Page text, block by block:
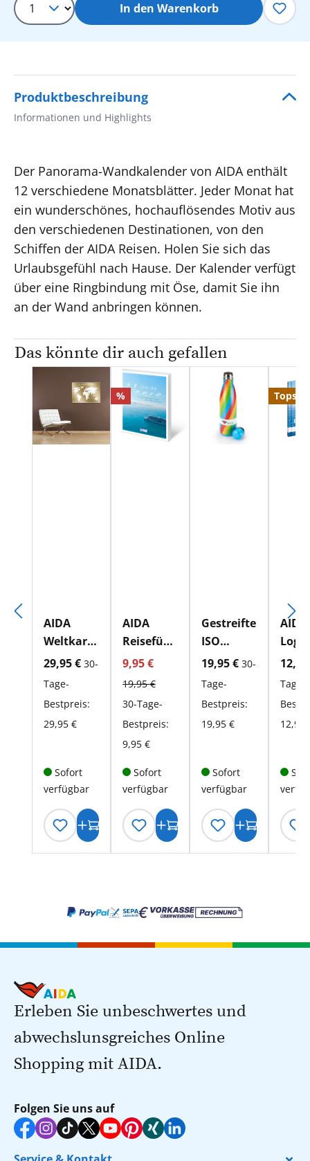
In den Warenkorb
Produktbeschreibung
Informationen und Highlights
Der Panorama-Wandkalender von AIDA enthält
12 verschiedene Monatsblätter. Jeder Monat hat
ein wunderschönes, hochauflösendes Motiv aus
den verschiedenen Destinationen, von den
Schiffen der AIDA Reisen. Holen Sie sich das
Urlaubsgefühl nach Hause. Der Kalender verfügt
über eine Ringbindung mit Öse, damit Sie ihn
an der Wand anbringen können.
Das könnte dir auch gefallen
Produktgalerie überspringen
AIDA
Weltkarte
gold
aktueller Preis:
29,95 € 30-
Tage-
Bestpreis:
29,95 €
Sofort
verfügbar
Rabatt
%
AIDA
Reiseführ
er Über
alle
DUMONT
aktueller Preis:
9,95 € Regulärer Preis:
19,95 €
30-Tage-
Bestpreis:
9,95 €
Sofort
verfügbar
Gestreifte
ISO
Trinkflasc
he
aktueller Preis:
19,95 € 30-
Tage-
Bestpreis:
19,95 €
Sofort
verfügbar
AIDA
Tage-
12,95
Erleben Sie unbeschwertes und
abwechslunsgreiches Online
Shopping mit AIDA.
Folgen Sie uns auf